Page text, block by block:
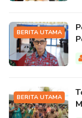
BERITA UTAMA
BERITA UTAMA